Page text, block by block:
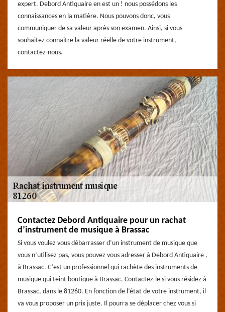
expert. Debord Antiquaire en est un ! nous possédons les
connaissances en la matière. Nous pouvons donc, vous
communiquer de sa valeur après son examen. Ainsi, si vous
souhaitez connaitre la valeur réelle de votre instrument,
contactez-nous.
Contactez Debord Antiquaire pour un rachat
d’instrument de musique à Brassac
Si vous voulez vous débarrasser d’un instrument de musique que
vous n’utilisez pas, vous pouvez vous adresser à Debord Antiquaire ,
à Brassac. C’est un professionnel qui rachète des instruments de
musique qui teint boutique à Brassac. Contactez-le si vous résidez à
Brassac, dans le 81260. En fonction de l’état de votre instrument, il
va vous proposer un prix juste. Il pourra se déplacer chez vous si